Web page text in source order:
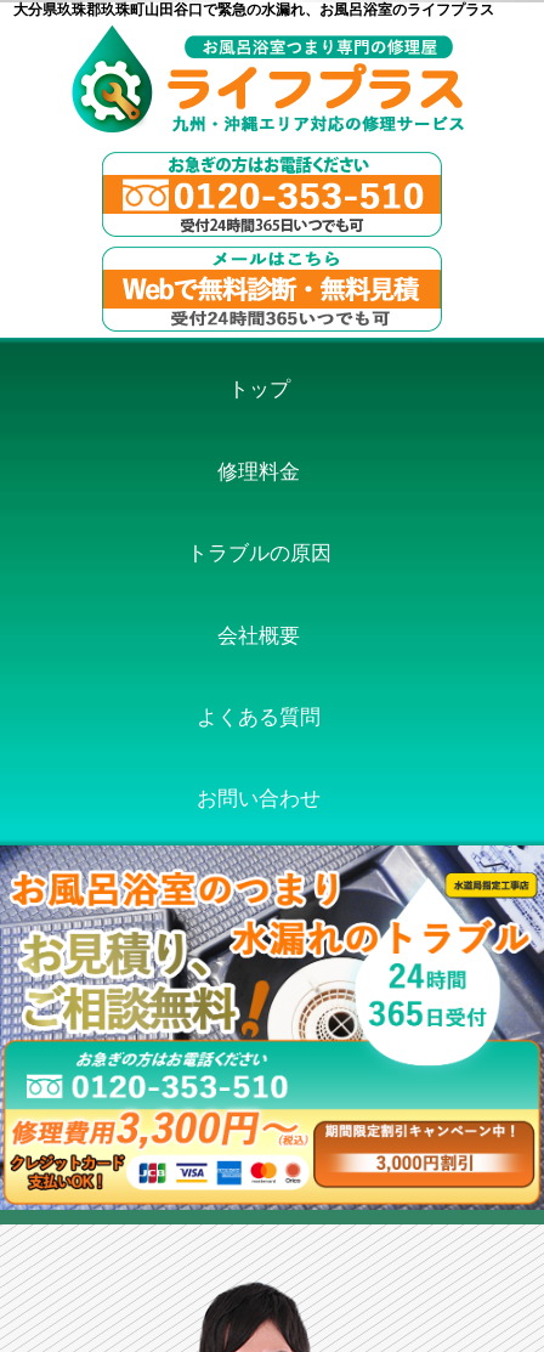
大分県玖珠郡玖珠町山田谷口で緊急の水漏れ、お風呂浴室のライフプラス
トップ
修理料金
トラブルの原因
会社概要
よくある質問
お問い合わせ